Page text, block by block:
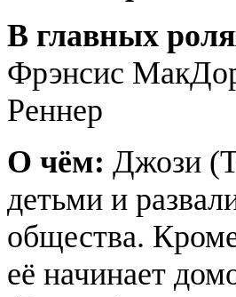
В главных
Фрэнсис
Реннер
О чём: Джози
детьми и
общества.
её начинает